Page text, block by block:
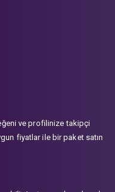
ve profilinize takipçi
fiyatlar ile bir paket satın